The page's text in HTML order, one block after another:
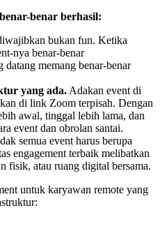
benar berhasil:
bukan fun. Ketika
nya benar-benar
datang memang benar-benar
yang ada. Adakan event di
di link Zoom terpisah. Dengan
awal, tinggal lebih lama, dan
event dan obrolan santai.
semua event harus berupa
engagement terbaik melibatkan
fisik, atau ruang digital bersama.
untuk karyawan remote yang